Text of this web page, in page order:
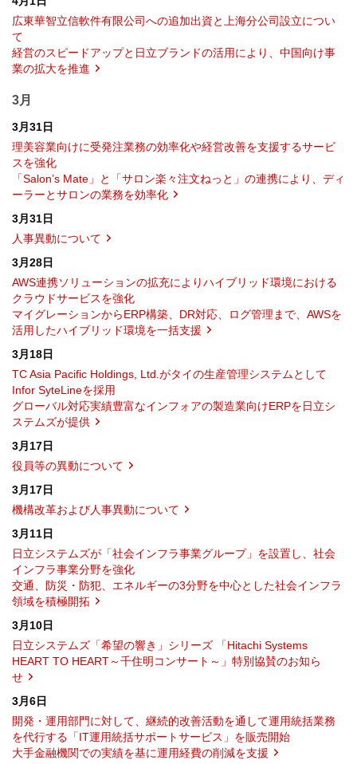
広東華智立信軟件有限公司への追加出資と上海分公司設立につい
て
経営のスピードアップと日立ブランドの活用により、中国向け事
業の拡大を推進
3月
3月31日
理美容業向けに受発注業務の効率化や経営改善を支援するサービ
スを強化
「Salon’s Mate」と「サロン楽々注文ねっと」の連携により、ディ
ーラーとサロンの業務を効率化
3月31日
人事異動について
3月28日
AWS連携ソリューションの拡充によりハイブリッド環境における
クラウドサービスを強化
マイグレーションからERP構築、DR対応、ログ管理まで、AWSを
活用したハイブリッド環境を一括支援
3月18日
TC Asia Pacific Holdings, Ltd.がタイの生産管理システムとして
Infor SyteLineを採用
グローバル対応実績豊富なインフォアの製造業向けERPを日立シ
ステムズが提供
3月17日
役員等の異動について
3月17日
機構改革および人事異動について
3月11日
日立システムズが「社会インフラ事業グループ」を設置し、社会
インフラ事業分野を強化
交通、防災・防犯、エネルギーの3分野を中心とした社会インフラ
領域を積極開拓
3月10日
日立システムズ「希望の響き」シリーズ 「Hitachi Systems
HEART TO HEART～千住明コンサート～」特別協賛のお知ら
せ
3月6日
開発・運用部門に対して、継続的改善活動を通して運用統括業務
を代行する「IT運用統括サポートサービス」を販売開始
大手金融機関での実績を基に運用経費の削減を支援